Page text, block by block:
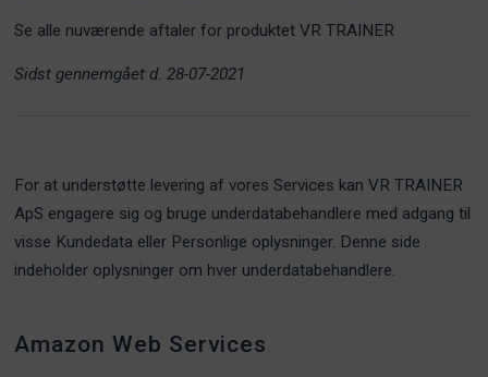
Se alle nuværende aftaler for produktet VR TRAINER
Sidst gennemgået d. 28-07-2021
For at understøtte levering af vores Services kan VR TRAINER
ApS engagere sig og bruge underdatabehandlere med adgang til
visse Kundedata eller Personlige oplysninger. Denne side
indeholder oplysninger om hver underdatabehandlere.
Amazon Web Services